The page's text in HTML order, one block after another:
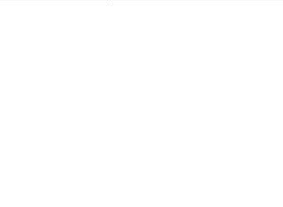
Ханты-Мансийске. В Зимних Играх